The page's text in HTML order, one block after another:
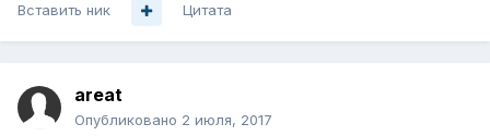
Вставить ник Цитата
areat
Опубликовано 2 июля, 2017